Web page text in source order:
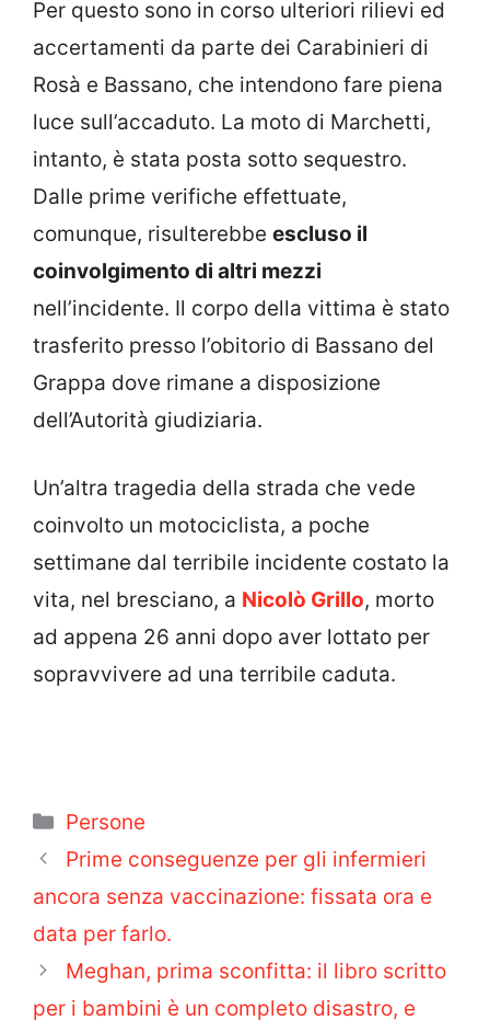
Per questo sono in corso ulteriori rilievi ed
accertamenti da parte dei Carabinieri di
Rosà e Bassano, che intendono fare piena
luce sull’accaduto. La moto di Marchetti,
intanto, è stata posta sotto sequestro.
Dalle prime verifiche effettuate,
comunque, risulterebbe escluso il
coinvolgimento di altri mezzi
nell’incidente. Il corpo della vittima è stato
trasferito presso l’obitorio di Bassano del
Grappa dove rimane a disposizione
dell’Autorità giudiziaria.
Un’altra tragedia della strada che vede
coinvolto un motociclista, a poche
settimane dal terribile incidente costato la
vita, nel bresciano, a Nicolò Grillo, morto
ad appena 26 anni dopo aver lottato per
sopravvivere ad una terribile caduta.
Categorie
Persone
Prime conseguenze per gli infermieri
ancora senza vaccinazione: fissata ora e
data per farlo.
Meghan, prima sconfitta: il libro scritto
per i bambini è un completo disastro, e